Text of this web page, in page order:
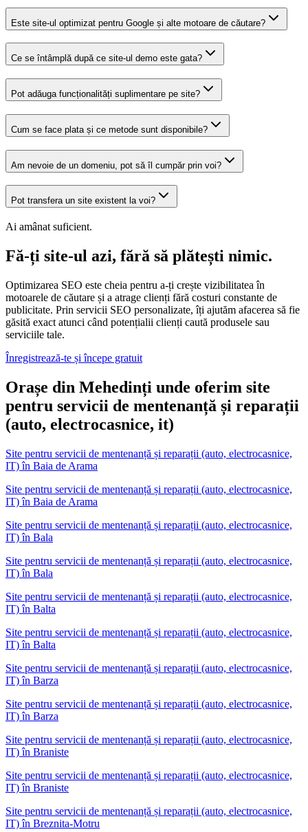
Este site-ul optimizat pentru Google și alte motoare de căutare?
Ce se întâmplă după ce site-ul demo este gata?
Pot adăuga funcționalități suplimentare pe site?
Cum se face plata și ce metode sunt disponibile?
Am nevoie de un domeniu, pot să îl cumpăr prin voi?
Pot transfera un site existent la voi?
Ai amânat suficient.
Fă-ți site-ul azi, fără să plătești nimic.
Optimizarea SEO este cheia pentru a-ți crește vizibilitatea în
motoarele de căutare și a atrage clienți fără costuri constante de
publicitate. Prin servicii SEO personalizate, îți ajutăm afacerea să fie
găsită exact atunci când potențialii clienți caută produsele sau
serviciile tale.
Înregistrează-te și începe gratuit
Orașe din Mehedinți unde oferim site
pentru servicii de mentenanță și reparații
(auto, electrocasnice, it)
Site pentru servicii de mentenanță și reparații (auto, electrocasnice,
IT)în Baia de Arama
Site pentru servicii de mentenanță și reparații (auto, electrocasnice,
IT) în Baia de Arama
Site pentru servicii de mentenanță și reparații (auto, electrocasnice,
IT)în Bala
Site pentru servicii de mentenanță și reparații (auto, electrocasnice,
IT) în Bala
Site pentru servicii de mentenanță și reparații (auto, electrocasnice,
IT)în Balta
Site pentru servicii de mentenanță și reparații (auto, electrocasnice,
IT) în Balta
Site pentru servicii de mentenanță și reparații (auto, electrocasnice,
IT)în Barza
Site pentru servicii de mentenanță și reparații (auto, electrocasnice,
IT) în Barza
Site pentru servicii de mentenanță și reparații (auto, electrocasnice,
IT)în Braniste
Site pentru servicii de mentenanță și reparații (auto, electrocasnice,
IT) în Braniste
Site pentru servicii de mentenanță și reparații (auto, electrocasnice,
IT)în Breznita-Motru